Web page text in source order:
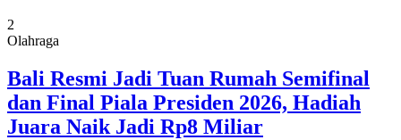
2
Olahraga
Bali Resmi Jadi Tuan Rumah Semifinal
dan Final Piala Presiden 2026, Hadiah
Juara Naik Jadi Rp8 Miliar